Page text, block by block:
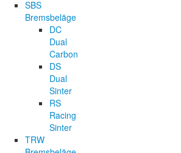
SBS
Bremsbeläge
DC
Dual
Carbon
DS
Dual
Sinter
RS
Racing
Sinter
TRW